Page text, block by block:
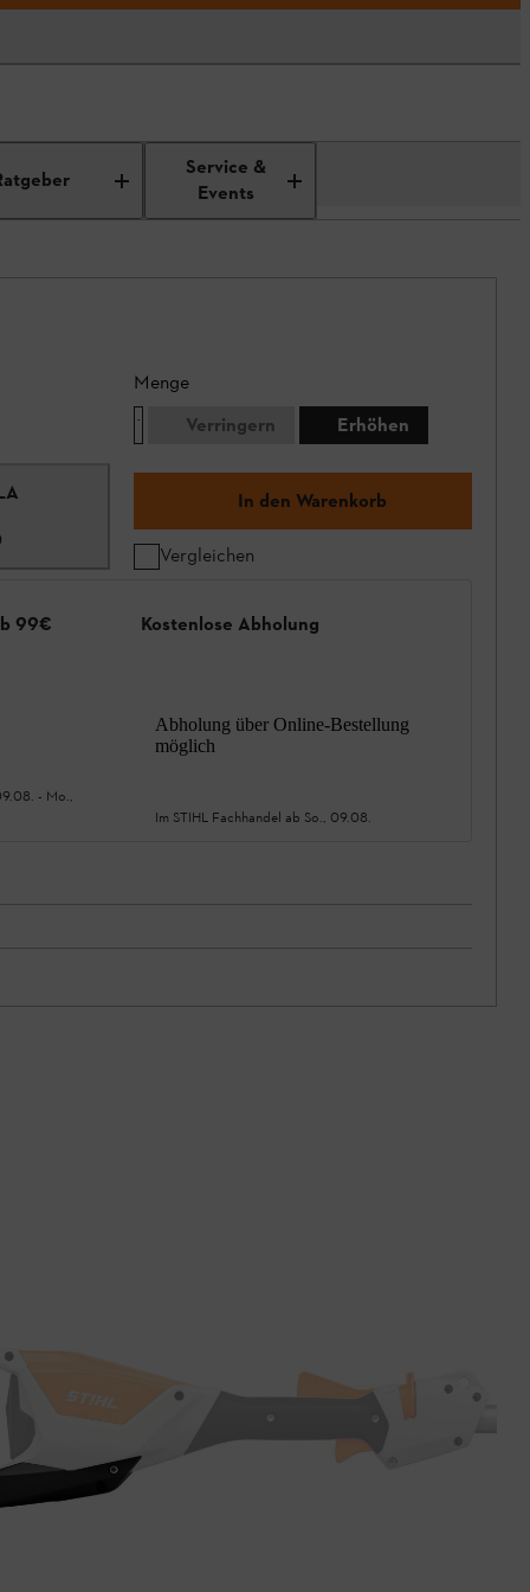
Service &
Events
Menge
Verringern
Erhöhen
In den Warenkorb
Vergleichen
99€
- Mo.,
Kostenlose Abholung
Abholung über Online-Bestellung
möglich
Im STIHL Fachhandel ab So., 09.08.